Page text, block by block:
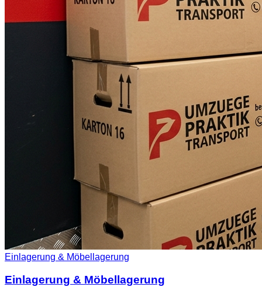
Einlagerung & Möbellagerung
Einlagerung & Möbellagerung